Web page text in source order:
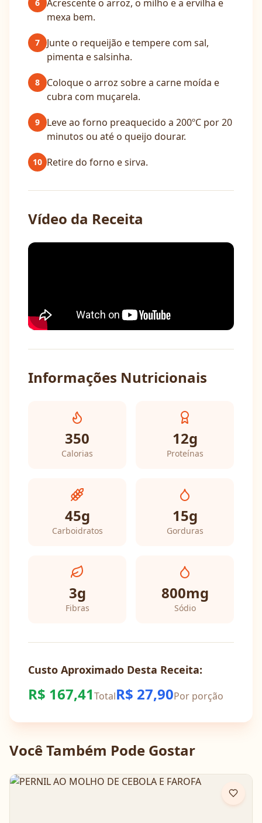
6
Acrescente o arroz, o milho e a ervilha e
mexa bem.
7
Junte o requeijão e tempere com sal,
pimenta e salsinha.
8
Coloque o arroz sobre a carne moída e
cubra com muçarela.
9
Leve ao forno preaquecido a 200ºC por 20
minutos ou até o queijo dourar.
10 Retire do forno e sirva.
Vídeo da Receita
Informações Nutricionais
350
Calorias
12g
Proteínas
45g
Carboidratos
15g
Gorduras
3g
Fibras
800mg
Sódio
Custo Aproximado Desta Receita:
R$ 167,41TotalR$ 27,90Por porção
Você Também Pode Gostar